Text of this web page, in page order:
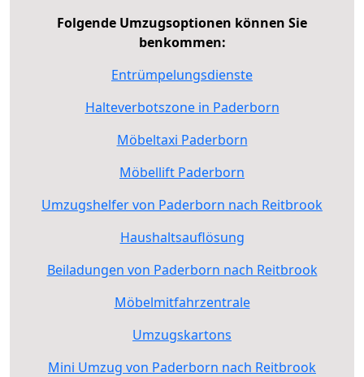
Folgende Umzugsoptionen können Sie
benkommen:
Entrümpelungsdienste
Halteverbotszone in Paderborn
Möbeltaxi Paderborn
Möbellift Paderborn
Umzugshelfer von Paderborn nach Reitbrook
Haushaltsauflösung
Beiladungen von Paderborn nach Reitbrook
Möbelmitfahrzentrale
Umzugskartons
Mini Umzug von Paderborn nach Reitbrook